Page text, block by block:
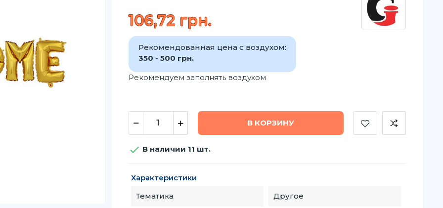
106,72 грн.
Рекомендованная цена с воздухом:
350 - 500 грн.
Рекомендуем заполнять воздухом
В КОРЗИНУ
 В наличии 11 шт.
Характеристики
Тематика
Другое